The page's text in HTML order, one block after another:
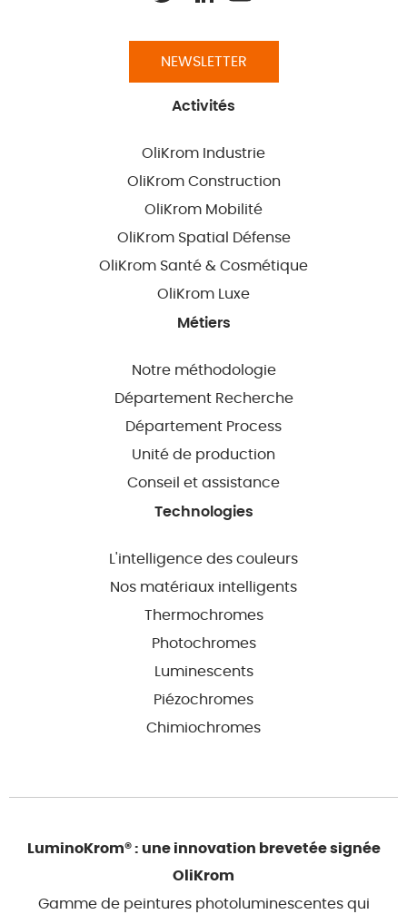
NEWSLETTER
Activités
OliKrom Industrie
OliKrom Construction
OliKrom Mobilité
OliKrom Spatial Défense
OliKrom Santé & Cosmétique
OliKrom Luxe
Métiers
Notre méthodologie
Département Recherche
Département Process
Unité de production
Conseil et assistance
Technologies
L'intelligence des couleurs
Nos matériaux intelligents
Thermochromes
Photochromes
Luminescents
Piézochromes
Chimiochromes
LuminoKrom® : une innovation brevetée signée
OliKrom
Gamme de peintures photoluminescentes qui